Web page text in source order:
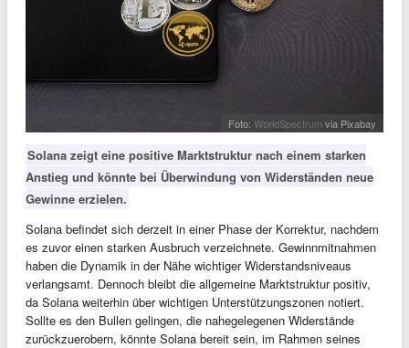
Foto: WorldSpectrum via Pixabay
Solana zeigt eine positive Marktstruktur nach einem starken
Anstieg und könnte bei Überwindung von Widerständen neue
Gewinne erzielen.
Solana befindet sich derzeit in einer Phase der Korrektur, nachdem
es zuvor einen starken Ausbruch verzeichnete. Gewinnmitnahmen
haben die Dynamik in der Nähe wichtiger Widerstandsniveaus
verlangsamt. Dennoch bleibt die allgemeine Marktstruktur positiv,
da Solana weiterhin über wichtigen Unterstützungszonen notiert.
Sollte es den Bullen gelingen, die nahegelegenen Widerstände
zurückzuerobern, könnte Solana bereit sein, im Rahmen seines